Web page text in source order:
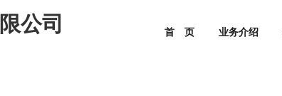
公司 首 页 业务介绍